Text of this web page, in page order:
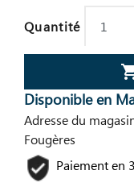
Quantité
Disponible en
Adresse du
Fougères
Paiement en